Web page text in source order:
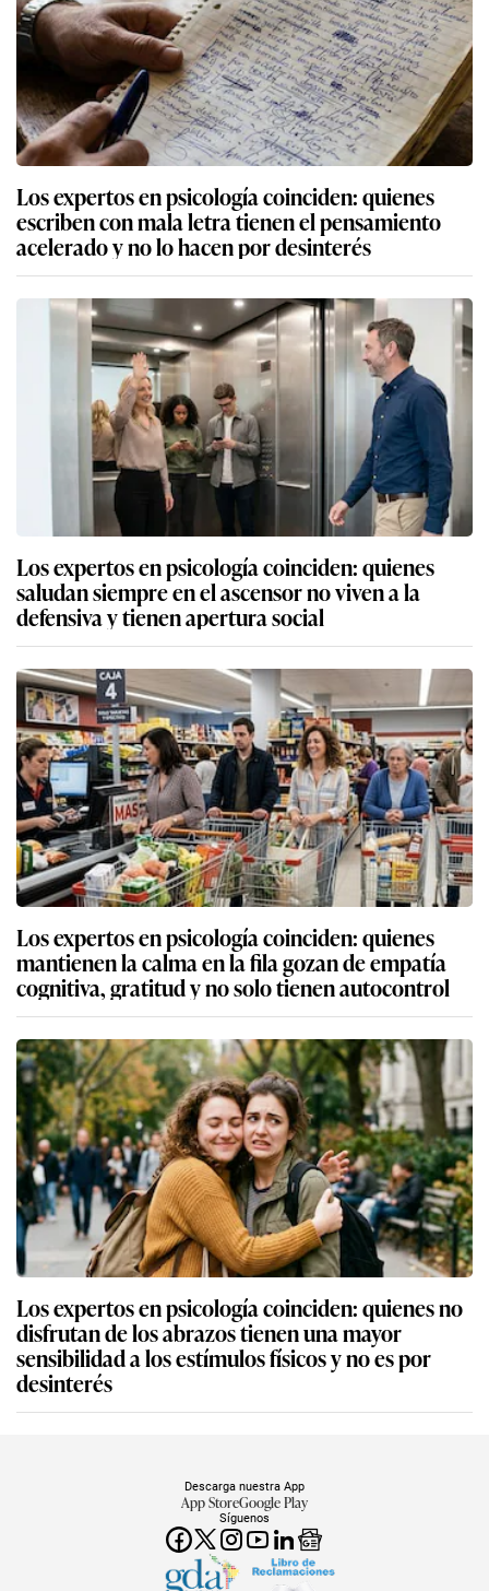
Los expertos en psicología coinciden: quienes
escriben con mala letra tienen el pensamiento
acelerado y no lo hacen por desinterés
Los expertos en psicología coinciden: quienes
saludan siempre en el ascensor no viven a la
defensiva y tienen apertura social
Los expertos en psicología coinciden: quienes
mantienen la calma en la fila gozan de empatía
cognitiva, gratitud y no solo tienen autocontrol
Los expertos en psicología coinciden: quienes no
disfrutan de los abrazos tienen una mayor
sensibilidad a los estímulos físicos y no es por
desinterés
Síguenos
Descarga nuestra App
App StoreGoogle Play